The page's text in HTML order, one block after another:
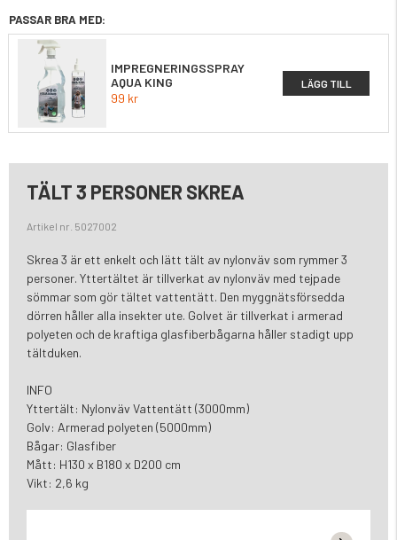
PASSAR BRA MED:
IMPREGNERINGSSPRAY
AQUA KING
99 kr
LÄGG TILL
TÄLT 3 PERSONER SKREA
Artikel nr. 5027002
Skrea 3 är ett enkelt och lätt tält av nylonväv som rymmer 3
personer. Yttertältet är tillverkat av nylonväv med tejpade
sömmar som gör tältet vattentätt. Den myggnätsförsedda
dörren håller alla insekter ute. Golvet är tillverkat i armerad
polyeten och de kraftiga glasfiberbågarna håller stadigt upp
tältduken.
INFO
Yttertält: Nylonväv Vattentätt (3000mm)
Golv: Armerad polyeten (5000mm)
Bågar: Glasfiber
Mått: H130 x B180 x D200 cm
Vikt: 2,6 kg